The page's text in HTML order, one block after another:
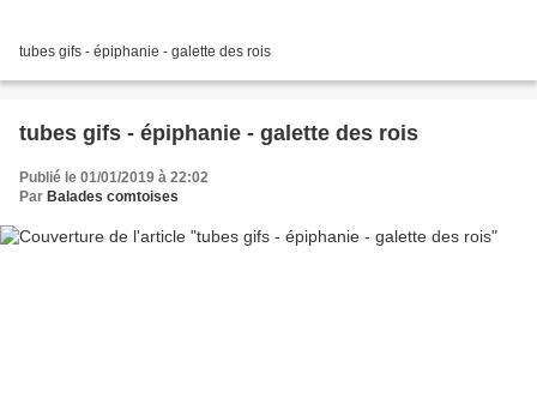
tubes gifs - épiphanie - galette des rois
tubes gifs - épiphanie - galette des rois
Publié le 01/01/2019 à 22:02
Par Balades comtoises